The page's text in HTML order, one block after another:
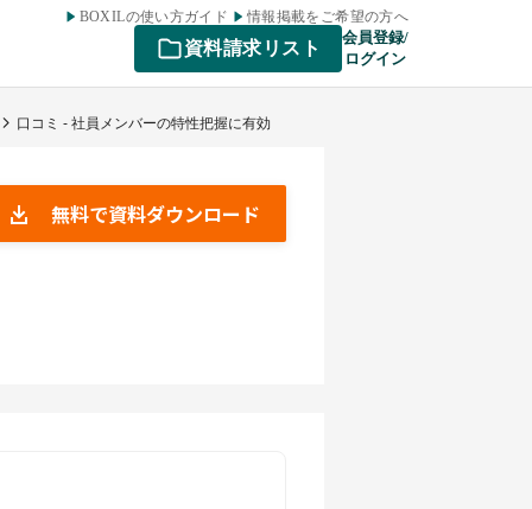
BOXILの使い方ガイド 情報掲載をご希望の方へ
資料請求リスト
会員登録/
ログイン
口コミ - 社員メンバーの特性把握に有効
無料で資料ダウンロード